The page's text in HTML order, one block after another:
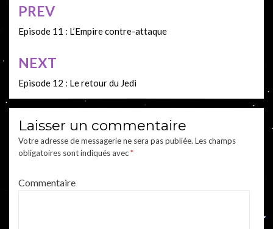
Navigation
de
l’article
PREV
Episode 11 : L’Empire contre-attaque
NEXT
Episode 12 : Le retour du Jedi
Laisser un commentaire
Votre adresse de messagerie ne sera pas publiée. Les champs
obligatoires sont indiqués avec*
Commentaire